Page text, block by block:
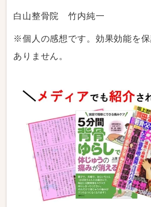
白山整骨院 竹内純一
※個人の感想です。効果効能を
ありません。